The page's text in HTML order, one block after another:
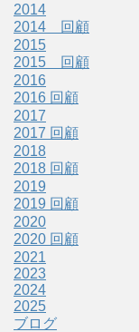
2014
2014 回顧
2015
2015 回顧
2016
2016 回顧
2017
2017 回顧
2018
2018 回顧
2019
2019 回顧
2020
2020 回顧
2021
2023
2024
2025
ブログ